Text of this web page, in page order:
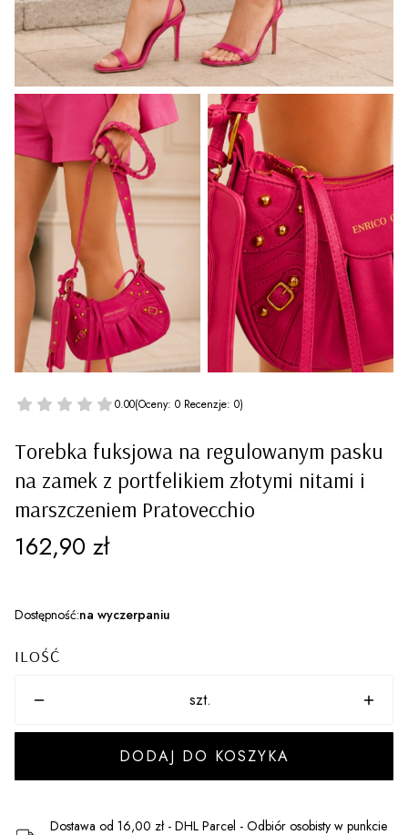
0.00(Oceny: 0 Recenzje: 0)
Torebka fuksjowa na regulowanym pasku
na zamek z portfelikiem złotymi nitami i
marszczeniem Pratovecchio
Cena
162,90 zł
Dostępność:na wyczerpaniu
ILOŚĆ
szt.
DODAJ DO KOSZYKA
Dostawa od 16,00 zł - DHL Parcel - Odbiór osobisty w punkcie